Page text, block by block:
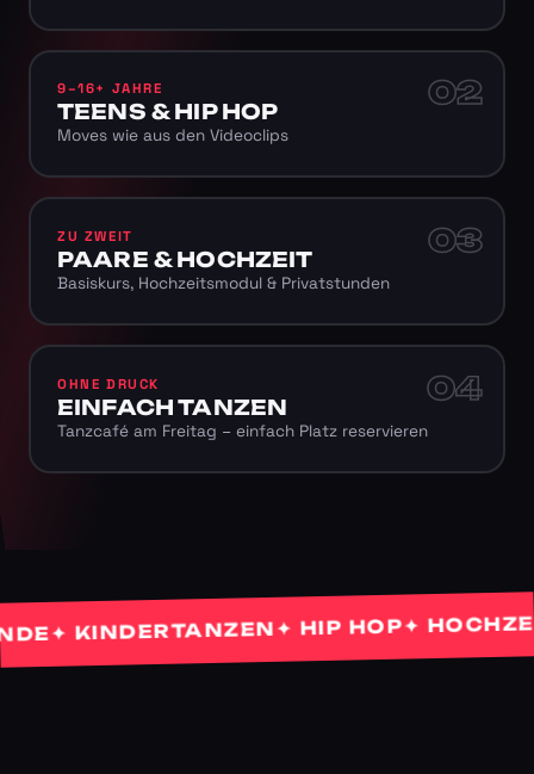
02
9–16+ JAHRE
TEENS & HIP HOP
Moves wie aus den Videoclips
03
ZU ZWEIT
PAARE & HOCHZEIT
Basiskurs, Hochzeitsmodul & Privatstunden
04
OHNE DRUCK
EINFACH TANZEN
Tanzcafé am Freitag – einfach Platz reservieren
✦ KINDERTANZEN✦ HIP HOP✦